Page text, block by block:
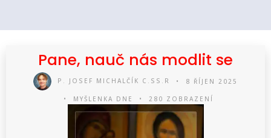
Pane, nauč nás modlit se
P. JOSEF MICHALČÍK C.SS.R 8 ŘÍJEN 2025
MYŠLENKA DNE 280 ZOBRAZENÍ